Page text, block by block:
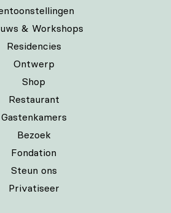
& Workshops
Residencies
Ontwerp
Shop
Restaurant
Gastenkamers
Bezoek
Fondation
Steun ons
Privatiseer